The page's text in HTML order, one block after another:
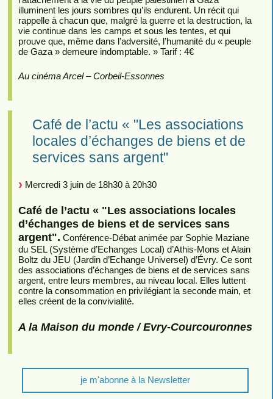
illuminent les jours sombres qu’ils endurent. Un récit qui
rappelle à chacun que, malgré la guerre et la destruction, la
vie continue dans les camps et sous les tentes, et qui
prouve que, même dans l’adversité, l’humanité du « peuple
de Gaza » demeure indomptable. » Tarif : 4€
Au cinéma Arcel – Corbeil-Essonnes
Café de l’actu « "Les associations
locales d’échanges de biens et de
services sans argent"
Mercredi 3 juin de 18h30 à 20h30
Café de l’actu « "Les associations locales
d’échanges de biens et de services sans
argent". Conférence-Débat animée par Sophie Maziane
du SEL (Système d’Echanges Local) d’Athis-Mons et Alain
Boltz du JEU (Jardin d’Echange Universel) d’Évry. Ce sont
des associations d’échanges de biens et de services sans
argent, entre leurs membres, au niveau local. Elles luttent
contre la consommation en privilégiant la seconde main, et
elles créent de la convivialité.
A la Maison du monde / Evry-Courcouronnes
je m'abonne à la Newsletter